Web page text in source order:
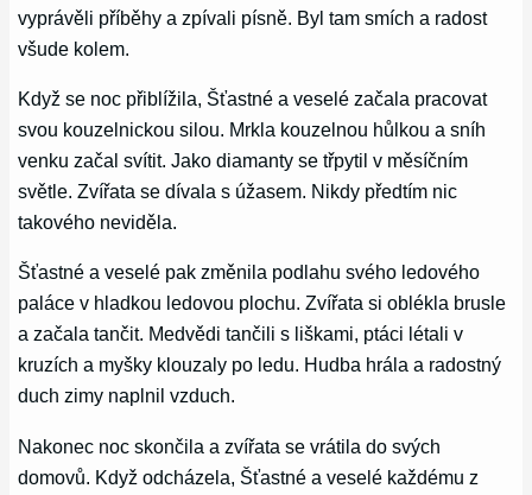
vyprávěli příběhy a zpívali písně. Byl tam smích a radost
všude kolem.
Když se noc přiblížila, Šťastné a veselé začala pracovat
svou kouzelnickou silou. Mrkla kouzelnou hůlkou a sníh
venku začal svítit. Jako diamanty se třpytil v měsíčním
světle. Zvířata se dívala s úžasem. Nikdy předtím nic
takového neviděla.
Šťastné a veselé pak změnila podlahu svého ledového
paláce v hladkou ledovou plochu. Zvířata si oblékla brusle
a začala tančit. Medvědi tančili s liškami, ptáci létali v
kruzích a myšky klouzaly po ledu. Hudba hrála a radostný
duch zimy naplnil vzduch.
Nakonec noc skončila a zvířata se vrátila do svých
domovů. Když odcházela, Šťastné a veselé každému z